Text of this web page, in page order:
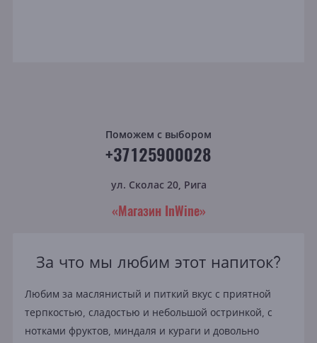
Поможем с выбором
+37125900028
ул. Сколас 20, Рига
«Магазин InWine»
За что мы любим этот напиток?
Любим за маслянистый и питкий вкус с приятной
терпкостью, сладостью и небольшой остринкой, с
нотками фруктов, миндаля и кураги и довольно